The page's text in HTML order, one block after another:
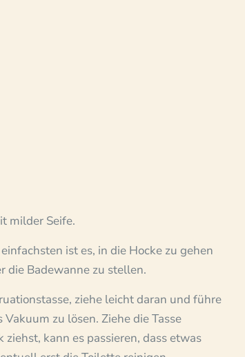
milder Seife.
ist es, in die Hocke zu gehen
die Badewanne zu stellen.
ziehe leicht daran und führe
zu lösen. Ziehe die Tasse
kann es passieren, dass etwas